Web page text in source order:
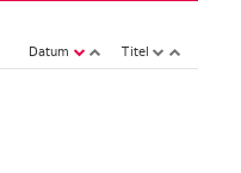
Datum Titel